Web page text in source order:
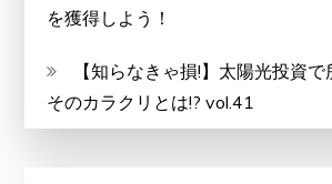
を獲得しよう！
【知らなきゃ損!】太陽光投資
そのカラクリとは!? vol.41